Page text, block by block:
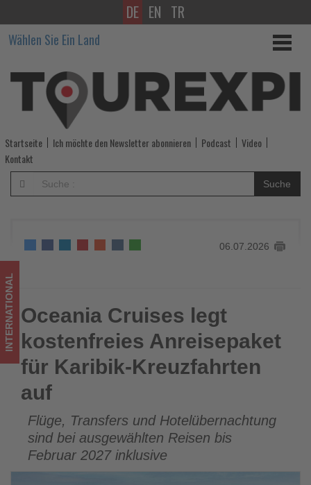
Oceania
Cruises
legt
kostenfreies
Anreisepaket
für
Karibik-
auf
-
Wissen,
was
im
Tourismus
los
ist!
DE EN TR
Wählen Sie Ein Land
Startseite Ich möchte den Newsletter abonnieren Podcast
Video
Kontakt
Suche
06.07.2026
Oceania Cruises legt kostenfreies Anreisepaket für Karibik-
Kreuzfahrten auf
INTERNATIONAL Oceania Cruises legt
kostenfreies Anreisepaket
für Karibik-Kreuzfahrten
auf
Flüge, Transfers und Hotelübernachtung
sind bei ausgewählten Reisen bis
Februar 2027 inklusive